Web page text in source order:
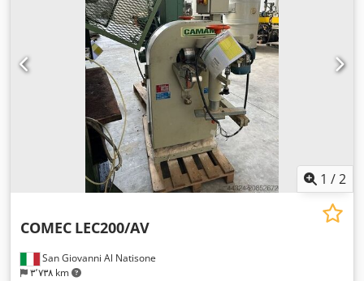
1 /2
San Giovanni Al Natisone
۳٬۷۳۸ km
COMEC LEC200/AV